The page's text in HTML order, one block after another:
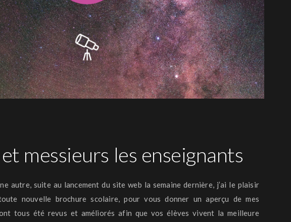
messieurs les enseignants
autre, suite au lancement du site web la semaine dernière, j’ai le plaisir
nouvelle brochure scolaire, pour vous donner un aperçu de mes
tous été revus et améliorés afin que vos élèves vivent la meilleure